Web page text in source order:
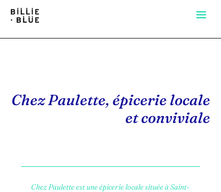
Chez Paulette, épicerie locale
et conviviale
Chez Paulette est une épicerie locale située à Saint-